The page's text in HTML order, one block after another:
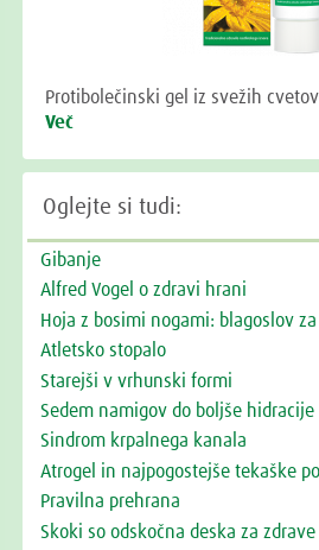
Protibolečinski gel iz svežih
Več
Oglejte si tudi:
Gibanje
Alfred Vogel o zdravi hrani
Hoja z bosimi nogami: blagoslov
Atletsko stopalo
Starejši v vrhunski formi
Sedem namigov do boljše hidracije
Sindrom krpalnega kanala
Atrogel in najpogostejše tekaške
Pravilna prehrana
Skoki so odskočna deska za